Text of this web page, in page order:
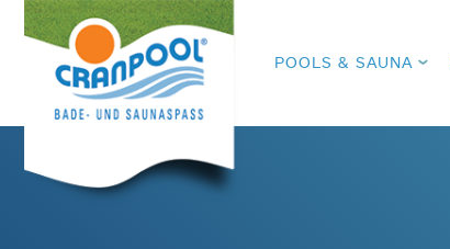
POOLS & SAUNA